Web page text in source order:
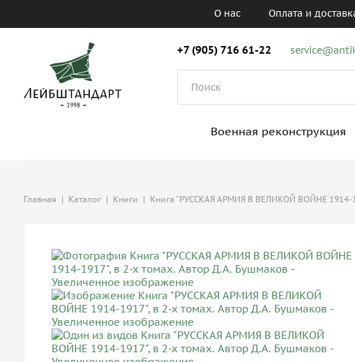
О нас Оплата и
+7 (905) 716 61-22
Военная реконструкция
Главная | Каталог | Книги | Книга "РУССКАЯ АРМИЯ В ВЕЛИКОЙ ВОЙНЕ 1914-